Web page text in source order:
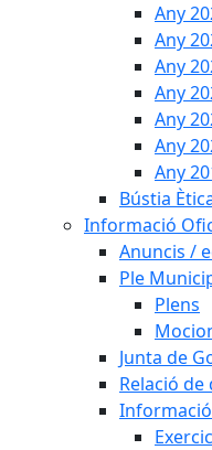
Any
Any
Any
Any
Any
Any
Any
Bústia
Informació
Anuncis /
Ple
Plens
Junta de
Relació